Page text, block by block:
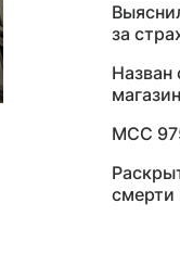
за
Назван
MCC
смерти